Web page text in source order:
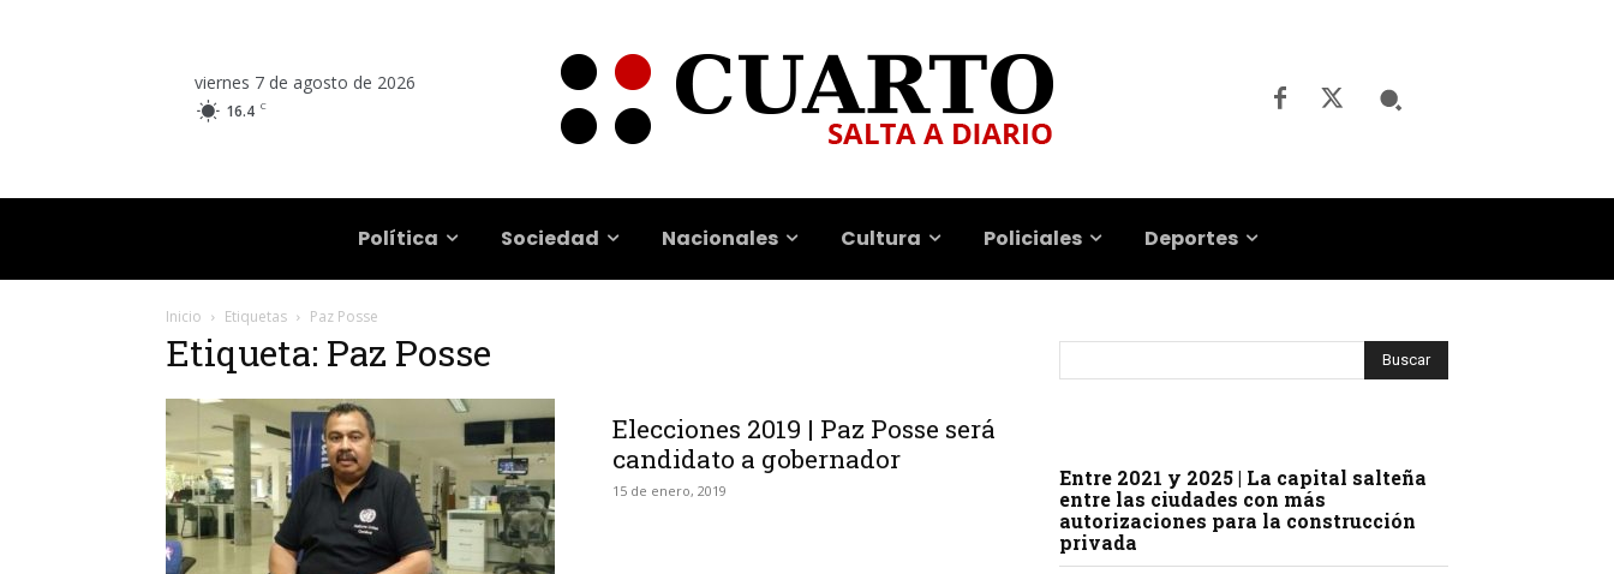
viernes 7 de agosto de 2026
16.4 C
Política Sociedad Nacionales Cultura Policiales Deportes
Inicio Etiquetas Paz Posse
Etiqueta: Paz Posse
Elecciones 2019 | Paz Posse será
candidato a gobernador
15 de enero, 2019
Entre 2021 y 2025 | La capital salteña
entre las ciudades con más
autorizaciones para la construcción
privada